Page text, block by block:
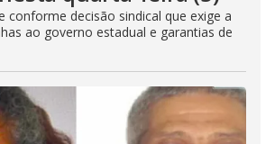
conforme decisão sindical que exige a
ao governo estadual e garantias de